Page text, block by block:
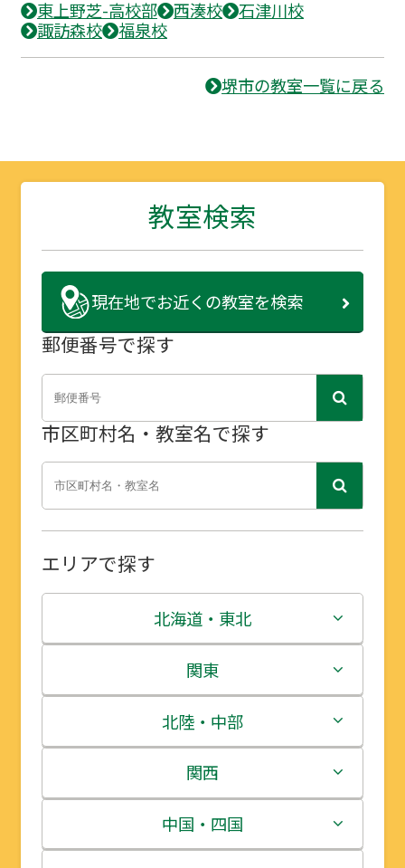
東上野芝-高校部
西湊校
石津川校
諏訪森校
福泉校
堺市の教室一覧に戻る
教室検索
現在地でお近くの教室を検索
郵便番号で探す
市区町村名・教室名で探す
エリアで探す
北海道・東北
北海道
青森県
岩手県
宮城県
関東
茨城県
栃木県
群馬県
北陸・中部
新潟県
富山県
関西
三重県
中国・四国